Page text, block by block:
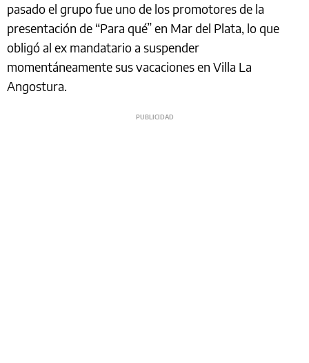
pasado el grupo fue uno de los promotores de la
presentación de “Para qué” en Mar del Plata, lo que
obligó al ex mandatario a suspender
momentáneamente sus vacaciones en Villa La
Angostura.